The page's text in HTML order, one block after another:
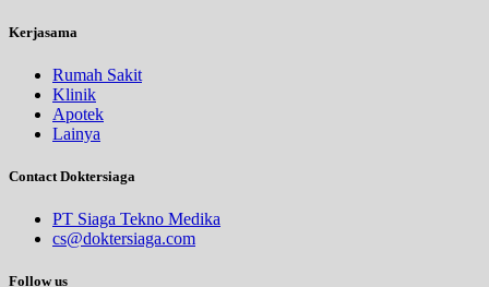
Kerjasama
Rumah Sakit
Klinik
Apotek
Lainya
Contact Doktersiaga
PT Siaga Tekno Medika
cs@doktersiaga.com
Follow us